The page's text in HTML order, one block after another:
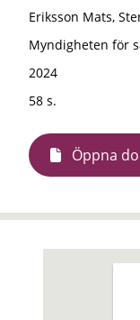
Eriksson Mats,
Myndigheten för
2024
58 s.
Öppna